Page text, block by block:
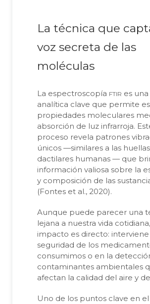
La técnica que
voz secreta de las
moléculas
La espectroscopía ftir es
analítica clave que permite
propiedades moleculares
absorción de luz infrarroja.
proceso revela patrones
únicos —similares a las huellas
dactilares humanas — que
información valiosa sobre la
y composición de las
(Fontes et al., 2020).
Aunque puede parecer una
lejana a nuestra vida
impacto es directo: interviene
seguridad de los
consumimos o en la
contaminantes ambientales
afectan la calidad del aire y
Uno de los puntos clave en